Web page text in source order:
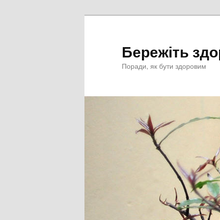
Бережіть
Поради, як бути здоровим